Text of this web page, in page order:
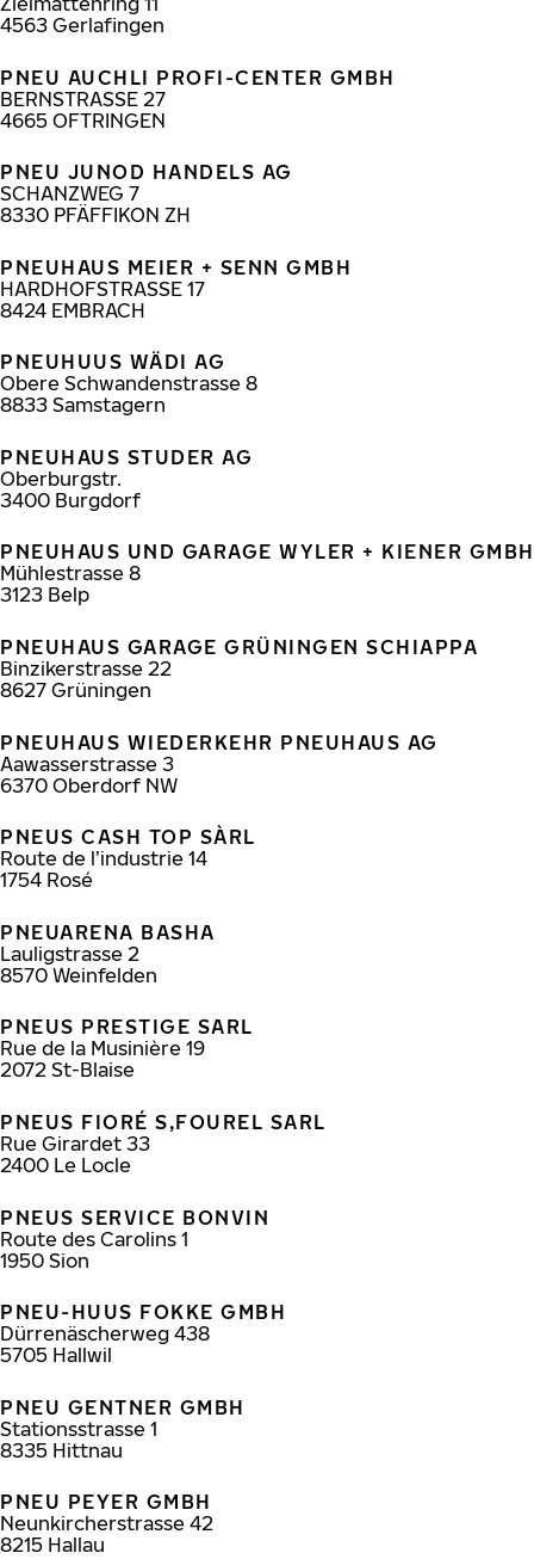
4563 Gerlafingen
PNEU AUCHLI PROFI-CENTER GMBH
BERNSTRASSE 27
4665 OFTRINGEN
PNEU JUNOD HANDELS AG
SCHANZWEG 7
8330 PFÄFFIKON ZH
PNEUHAUS MEIER + SENN GMBH
HARDHOFSTRASSE 17
8424 EMBRACH
PNEUHUUS WÄDI AG
Obere Schwandenstrasse 8
8833 Samstagern
PNEUHAUS STUDER AG
Oberburgstr.
3400 Burgdorf
PNEUHAUS UND GARAGE WYLER + KIENER GMBH
Mühlestrasse 8
3123 Belp
PNEUHAUS GARAGE GRÜNINGEN SCHIAPPA
Binzikerstrasse 22
8627 Grüningen
PNEUHAUS WIEDERKEHR PNEUHAUS AG
Aawasserstrasse 3
6370 Oberdorf NW
PNEUS CASH TOP SÀRL
Route de l’industrie 14
1754 Rosé
PNEUARENA BASHA
Lauligstrasse 2
8570 Weinfelden
PNEUS PRESTIGE SARL
Rue de la Musinière 19
2072 St-Blaise
PNEUS FIORÉ S,FOUREL SARL
Rue Girardet 33
2400 Le Locle
PNEUS SERVICE BONVIN
Route des Carolins 1
1950 Sion
PNEU-HUUS FOKKE GMBH
Dürrenäscherweg 438
5705 Hallwil
PNEU GENTNER GMBH
Stationsstrasse 1
8335 Hittnau
PNEU PEYER GMBH
Neunkircherstrasse 42
8215 Hallau